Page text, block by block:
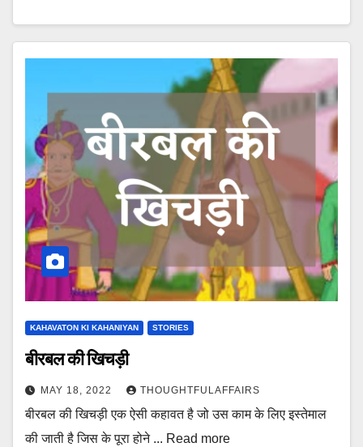
KAHAVATON KI KAHANIYAN STORIES
बीरबल की खिचड़ी
MAY 18, 2022 THOUGHTFULAFFAIRS
बीरबल की खिचड़ी एक ऐसी कहावत है जो उस काम के लिए इस्तेमाल
की जाती है जिस के पूरा होने ... Read more